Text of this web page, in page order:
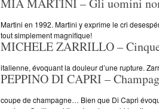
Martini en 1992. Martini y exprime le cri
tout simplement magnifique!
MICHELE ZARRILLO –
italienne, évoquant la douleur d’une rupture.
PEPPINO DI CAPRI –
coupe de champagne… Bien que Di Capri